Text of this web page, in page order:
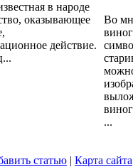
в народе
оказывающее
действие.
Во
...
статью | Карта сайта